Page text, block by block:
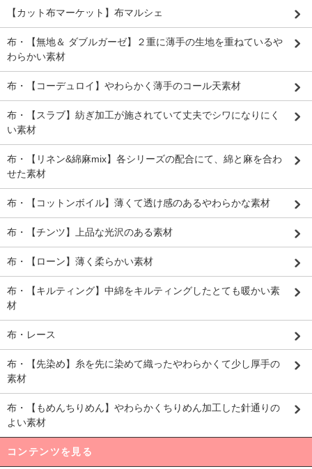
【カット布マーケット】布マルシェ
布・【無地＆ ダブルガーゼ】２重に薄手の生地を重ねているや
わらかい素材
布・【コーデュロイ】やわらかく薄手のコール天素材
布・【スラブ】紡ぎ加工が施されていて丈夫でシワになりにく
い素材
布・【リネン&綿麻mix】各シリーズの配合にて、綿と麻を合わ
せた素材
布・【コットンボイル】薄くて透け感のあるやわらかな素材
布・【チンツ】上品な光沢のある素材
布・【ローン】薄く柔らかい素材
布・【キルティング】中綿をキルティングしたとても暖かい素
材
布・レース
布・【先染め】糸を先に染めて織ったやわらかくて少し厚手の
素材
布・【もめんちりめん】やわらかくちりめん加工した針通りの
よい素材
コンテンツを見る